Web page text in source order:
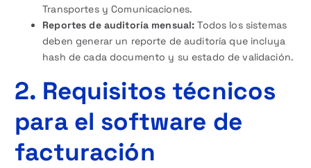
Transportes y Comunicaciones.
Reportes de auditoría mensual: Todos los sistemas
deben generar un reporte de auditoría que incluya
hash de cada documento y su estado de validación.
2. Requisitos técnicos
para el software de
facturación